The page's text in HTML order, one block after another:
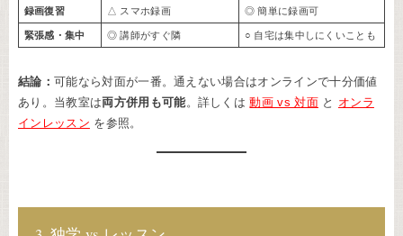
録画復習 △ スマホ録画 ◎ 簡単に録画可
緊張感・集中 ◎ 講師がすぐ隣 ○ 自宅は集中しにくいことも
結論： 可能なら対面が一番。通えない場合はオンラインで十分価値
あり。当教室は両方併用も可能 。詳しくは動画 vs 対面と オンラ
インレッスン を参照。